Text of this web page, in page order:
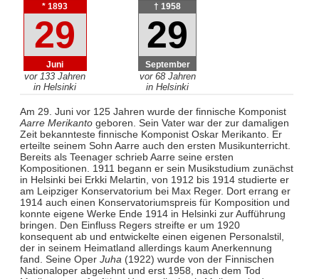
* 1893
29
Juni
vor 133 Jahren
in Helsinki
† 1958
29
September
vor 68 Jahren
in Helsinki
Am 29. Juni vor 125 Jahren wurde der finnische Komponist
Aarre Merikantogeboren. Sein Vater war der zur damaligen
Zeit bekannteste finnische Komponist Oskar Merikanto. Er
erteilte seinem Sohn Aarre auch den ersten Musikunterricht.
Bereits als Teenager schrieb Aarre seine ersten
Kompositionen. 1911 begann er sein Musikstudium zunächst
in Helsinki bei Erkki Melartin, von 1912 bis 1914 studierte er
am Leipziger Konservatorium bei Max Reger. Dort errang er
1914 auch einen Konservatoriumspreis für Komposition und
konnte eigene Werke Ende 1914 in Helsinki zur Aufführung
bringen. Den Einfluss Regers streifte er um 1920
konsequent ab und entwickelte einen eigenen Personalstil,
der in seinem Heimatland allerdings kaum Anerkennung
fand. Seine Oper Juha (1922) wurde von der Finnischen
Nationaloper abgelehnt und erst 1958, nach dem Tod